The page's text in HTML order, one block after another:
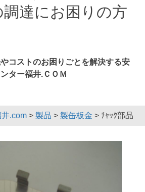
達にお困りの方
コストのお困りごとを解決する安
ター福井.ＣＯＭ
.com > 製品 > 製缶板金 > ﾁｬｯｸ部品